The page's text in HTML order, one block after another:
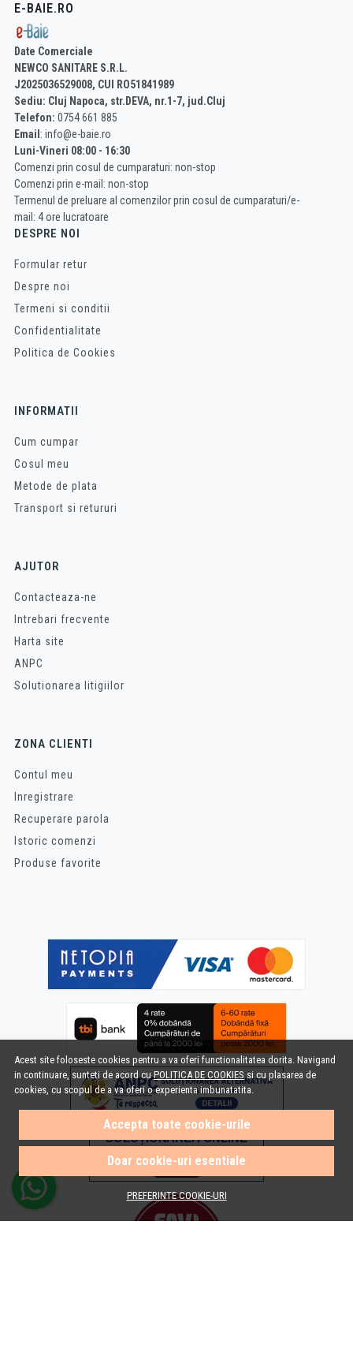
Acest site foloseste cookies pentru a va oferi functionalitatea dorita. Navigand
in continuare, sunteti de acord cuPOLITICA DE COOKIES si cu plasarea de
cookies, cu scopul de a va oferi o experienta imbunatatita.
Accepta toate cookie-urile
Doar cookie-uri esentiale
PREFERINTE COOKIE-URI
E-BAIE.RO
Date Comerciale
NEWCO SANITARE S.R.L.
J2025036529008, CUI RO51841989
Sediu: Cluj Napoca, str.DEVA, nr.1-7, jud.Cluj
Telefon: 0754 661 885
Email : info@e-baie.ro
Luni-Vineri 08:00 - 16:30
Comenzi prin cosul de cumparaturi: non-stop
Comenzi prin e-mail: non-stop
Termenul de preluare al comenzilor prin cosul de cumparaturi/e-
mail: 4 ore lucratoare
DESPRE NOI
Formular retur
Despre noi
Termeni si conditii
Confidentialitate
Politica de Cookies
INFORMATII
Cum cumpar
Cosul meu
Metode de plata
Transport si retururi
AJUTOR
Contacteaza-ne
Intrebari frecvente
Harta site
ANPC
Solutionarea litigiilor
ZONA CLIENTI
Contul meu
Inregistrare
Recuperare parola
Istoric comenzi
Produse favorite